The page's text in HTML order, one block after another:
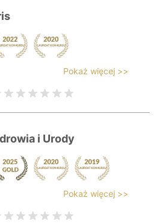
Pokaż więcej >>
i Urody
Pokaż więcej >>